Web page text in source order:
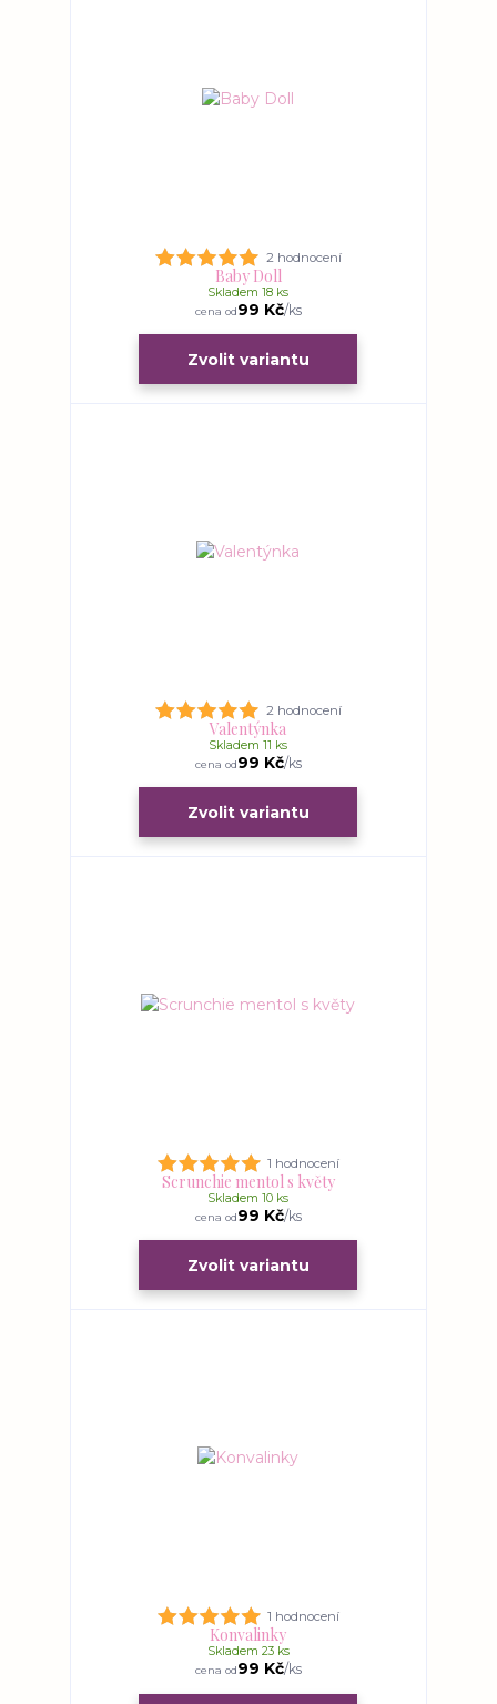
2 hodnocení
Baby Doll
cena od99 Kč/ks
Skladem 18 ks
Zvolit variantu
2 hodnocení
Valentýnka
cena od99 Kč/ks
Skladem 11 ks
Zvolit variantu
1 hodnocení
Scrunchie mentol s květy
cena od99 Kč/ks
Skladem 10 ks
Zvolit variantu
1 hodnocení
Konvalinky
cena od99 Kč/ks
Skladem 23 ks